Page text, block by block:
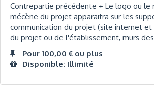
Contrepartie précédente + Le logo ou le
mécène du projet apparaitra sur les
communication du projet (site internet et
du projet ou de l'établissement, murs
Pour 100,00 € ou plus
Disponible: Illimité